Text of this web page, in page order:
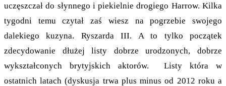
uczęszczał do słynnego i piekielnie drogiego Harrow. Kilka
tygodni temu czytał zaś wiesz na pogrzebie swojego
dalekiego kuzyna. Ryszarda III. A to tylko początek
zdecydowanie dłużej listy dobrze urodzonych, dobrze
wykształconych brytyjskich aktorów. Listy która w
ostatnich latach (dyskusja trwa plus minus od 2012 roku a